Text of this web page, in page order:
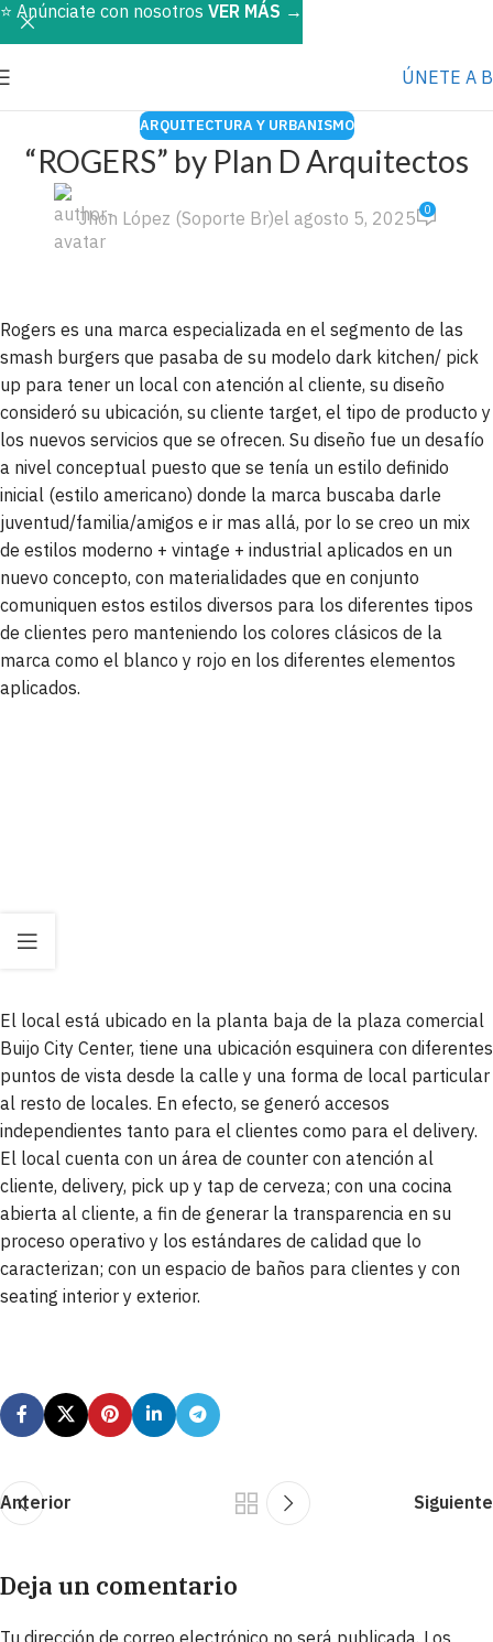
ÚNETE A
ARQUITECTURA Y URBANISMO
“ROGERS” by Plan D Arquitectos
Jhon López (Soporte Br)el agosto 5, 2025 0
Rogers es una marca especializada en el segmento de las
smash burgers que pasaba de su modelo dark kitchen/ pick
up para tener un local con atención al cliente, su diseño
consideró su ubicación, su cliente target, el tipo de producto y
los nuevos servicios que se ofrecen. Su diseño fue un desafío
a nivel conceptual puesto que se tenía un estilo definido
inicial (estilo americano) donde la marca buscaba darle
juventud/familia/amigos e ir mas allá, por lo se creo un mix
de estilos moderno + vintage + industrial aplicados en un
nuevo concepto, con materialidades que en conjunto
comuniquen estos estilos diversos para los diferentes tipos
de clientes pero manteniendo los colores clásicos de la
marca como el blanco y rojo en los diferentes elementos
aplicados.
El local está ubicado en la planta baja de la plaza comercial
Buijo City Center, tiene una ubicación esquinera con diferentes
puntos de vista desde la calle y una forma de local particular
al resto de locales. En efecto, se generó accesos
independientes tanto para el clientes como para el delivery.
El local cuenta con un área de counter con atención al
cliente, delivery, pick up y tap de cerveza; con una cocina
abierta al cliente, a fin de generar la transparencia en su
proceso operativo y los estándares de calidad que lo
caracterizan; con un espacio de baños para clientes y con
seating interior y exterior.
Anterior Siguiente
Deja un comentario
Tu dirección de correo electrónico no será publicada. Los
⭐️ Anúnciate con nosotros VER MÁS →